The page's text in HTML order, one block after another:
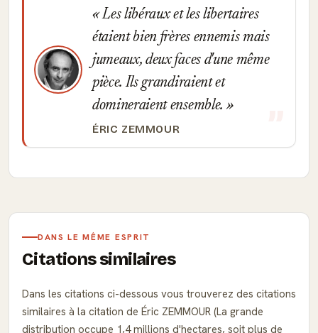
Les libéraux et les libertaires
étaient bien frères ennemis mais
jumeaux, deux faces d'une même
pièce. Ils grandiraient et
domineraient ensemble.
ÉRIC ZEMMOUR
DANS LE MÊME ESPRIT
Citations similaires
Dans les citations ci-dessous vous trouverez des citations
similaires à la citation de Éric ZEMMOUR (La grande
distribution occupe 1,4 millions d'hectares, soit plus de